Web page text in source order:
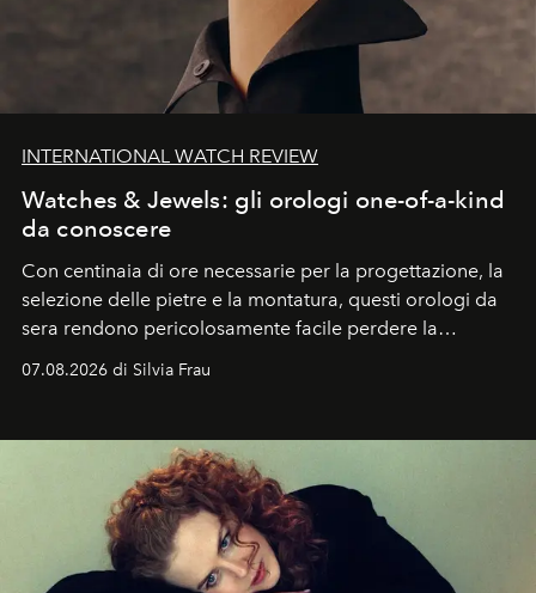
INTERNATIONAL WATCH REVIEW
Watches & Jewels: gli orologi one-of-a-kind
da conoscere
Con centinaia di ore necessarie per la progettazione, la
selezione delle pietre e la montatura, questi orologi da
sera rendono pericolosamente facile perdere la
07.08.2026 di Silvia Frau